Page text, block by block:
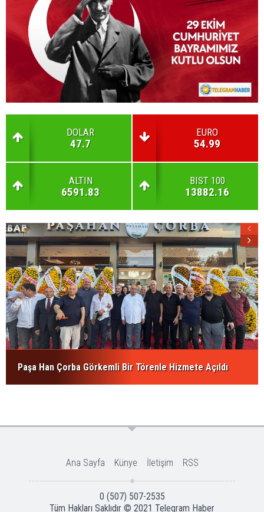
DOLAR
47.7
EURO
54.99
ALTIN
6591.83
BIST 100
13882.16
Paşa Han Çorba Görkemli Bir Törenle Hizmete Açıldı
Ana Sayfa Künye İletişim RSS
0 (507) 507-2535
Tüm Hakları Saklıdır © 2021 Telegram Haber